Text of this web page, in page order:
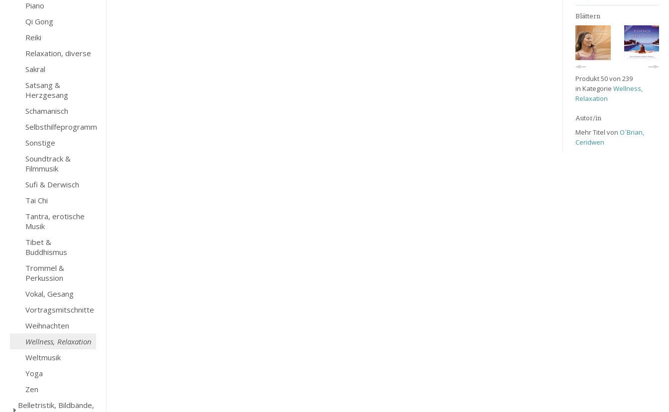
Piano
Qi Gong
Reiki
Relaxation, diverse
Sakral
Satsang &
Herzgesang
Schamanisch
Selbsthilfeprogramm
Sonstige
Soundtrack &
Filmmusik
Sufi & Derwisch
Tai Chi
Tantra, erotische
Musik
Tibet &
Buddhismus
Trommel &
Perkussion
Vokal, Gesang
Vortragsmitschnitte
Weihnachten
Wellness, Relaxation
Weltmusik
Yoga
Zen
Belletristik, Bildbände,
Blättern
Produkt 50 von 239
in Kategorie Wellness,
Relaxation
Autor/in
Mehr Titel von O´Brian,
Ceridwen